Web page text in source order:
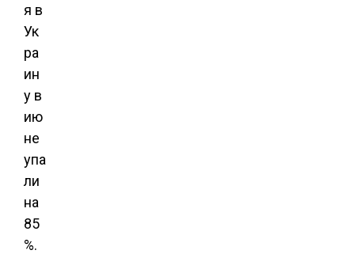
я в
Ук
ра
ин
у в
ию
не
упа
ли
на
85
%.